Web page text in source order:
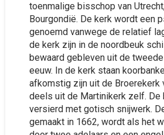
toenmalige bisschop van
Bourgondië. De kerk wordt een
genoemd vanwege de relatief
de kerk zijn in de noordbeuk
bewaard gebleven uit de
eeuw. In de kerk staan
afkomstig zijn uit de Broerekerk
deels uit de Martinikerk zelf. De
versierd met gotisch snijwerk.
gemaakt in 1662, wordt als het